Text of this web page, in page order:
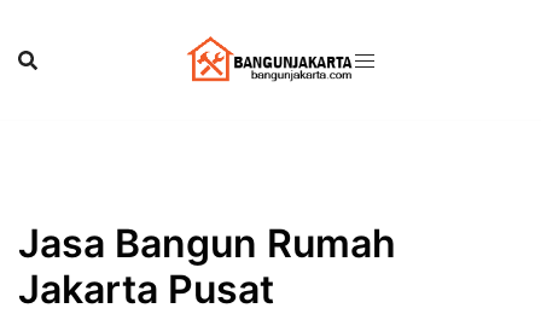
content
Jasa Bangun Rumah
Jakarta Pusat